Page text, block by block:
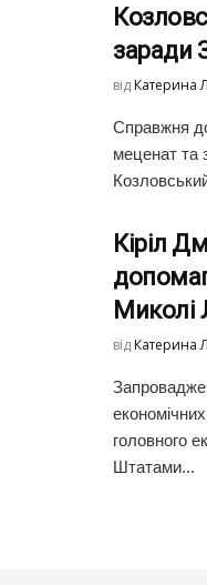
заради
від Катерина
Справжня
меценат та
Кіріл
Миколі
від Катерина
головного
Штатами...